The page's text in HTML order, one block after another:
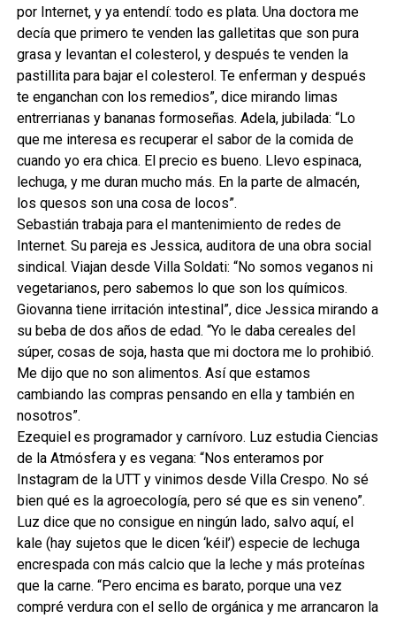
por Internet, y ya entendí: todo es plata. Una doctora me
decía que primero te venden las galletitas que son pura
grasa y levantan el colesterol, y después te venden la
pastillita para bajar el colesterol. Te enferman y después
te enganchan con los remedios”, dice mirando limas
entrerrianas y bananas formoseñas. Adela, jubilada: “Lo
que me interesa es recuperar el sabor de la comida de
cuando yo era chica. El precio es bueno. Llevo espinaca,
lechuga, y me duran mucho más. En la parte de almacén,
los quesos son una cosa de locos”.
Sebastián trabaja para el mantenimiento de redes de
Internet. Su pareja es Jessica, auditora de una obra social
sindical. Viajan desde Villa Soldati: “No somos veganos ni
vegetarianos, pero sabemos lo que son los químicos.
Giovanna tiene irritación intestinal”, dice Jessica mirando a
su beba de dos años de edad. “Yo le daba cereales del
súper, cosas de soja, hasta que mi doctora me lo prohibió.
Me dijo que no son alimentos. Así que estamos
cambiando las compras pensando en ella y también en
nosotros”.
Ezequiel es programador y carnívoro. Luz estudia Ciencias
de la Atmósfera y es vegana: “Nos enteramos por
Instagram de la UTT y vinimos desde Villa Crespo. No sé
bien qué es la agroecología, pero sé que es sin veneno”.
Luz dice que no consigue en ningún lado, salvo aquí, el
kale (hay sujetos que le dicen ‘kéil’) especie de lechuga
encrespada con más calcio que la leche y más proteínas
que la carne. “Pero encima es barato, porque una vez
compré verdura con el sello de orgánica y me arrancaron la